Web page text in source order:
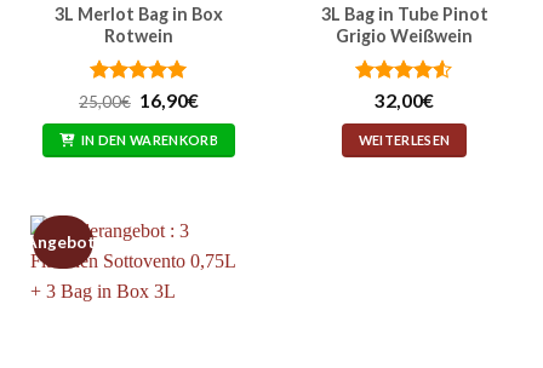
3L Merlot Bag in Box
Rotwein
Bewertet
5
25,00€ Ursprünglicher
Preis
war:
25,00€
16,90€Aktueller
ist:
16,90€.
IN DEN WARENKORB
3L Bag in Tube Pinot
Grigio Weißwein
Bewertet
von 5
32,00€
WEITERLESEN
Angebot!